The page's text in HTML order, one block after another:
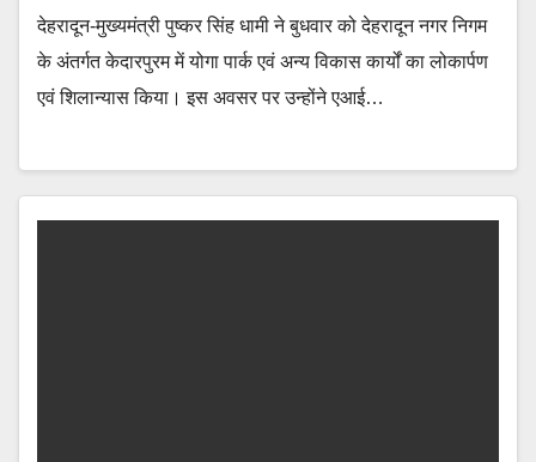
देहरादून-मुख्यमंत्री पुष्कर सिंह धामी ने बुधवार को देहरादून नगर निगम
के अंतर्गत केदारपुरम में योगा पार्क एवं अन्य विकास कार्यों का लोकार्पण
एवं शिलान्यास किया। इस अवसर पर उन्होंने एआई…